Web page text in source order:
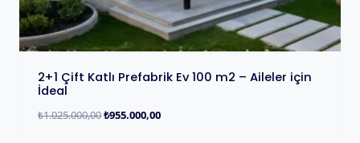
2+1 Çift Katlı Prefabrik Ev 100 m2 – Aileler için
İdeal
₺1.025.000,00₺955.000,00